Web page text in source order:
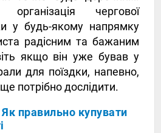
чергової
у будь-якому напрямку
радісним та бажаним
якщо він уже бував у
для поїздки, напевно,
потрібно дослідити.
Як правильно купувати